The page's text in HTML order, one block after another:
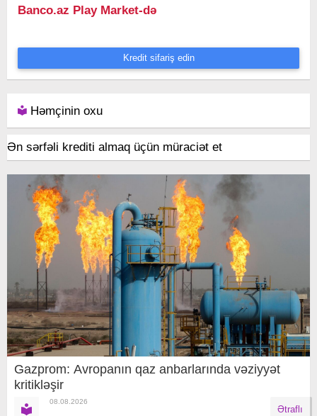
Banco.az Play Market-də
Kredit sifariş edin
Həmçinin oxu
Ən sərfəli krediti almaq üçün müraciət et
Gazprom: Avropanın qaz anbarlarında vəziyyət
kritikləşir
08.08.2026
Ətraflı